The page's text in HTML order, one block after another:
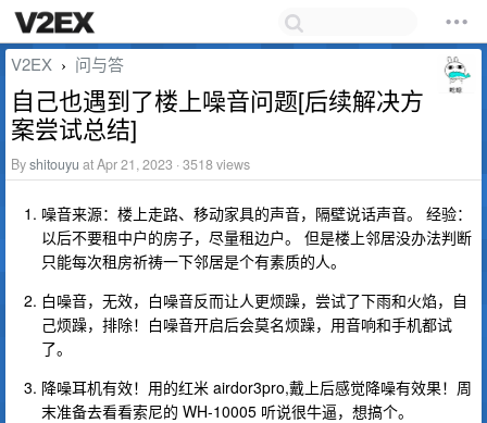
V2EX › 问与答
自己也遇到了楼上噪音问题[后续解决方
案尝试总结]
Byshitouyu at Apr 21, 2023 · 3518 views
噪音来源：楼上走路、移动家具的声音，隔壁说话声音。 经验：
以后不要租中户的房子，尽量租边户。 但是楼上邻居没办法判断
只能每次租房祈祷一下邻居是个有素质的人。
白噪音，无效，白噪音反而让人更烦躁，尝试了下雨和火焰，自
己烦躁，排除！白噪音开启后会莫名烦躁，用音响和手机都试
了。
降噪耳机有效！用的红米 airdor3pro,戴上后感觉降噪有效果！周
末准备去看看索尼的 WH-10005 听说很牛逼，想搞个。